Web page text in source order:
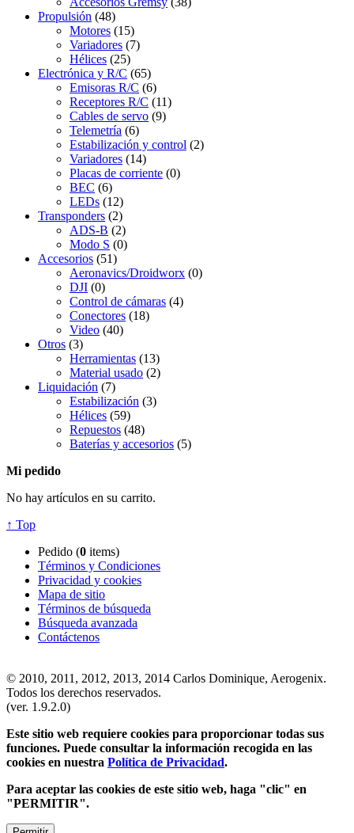
Propulsión (48)
Motores (15)
Variadores (7)
Hélices (25)
Electrónica y R/C (65)
Emisoras R/C (6)
Receptores R/C (11)
Cables de servo (9)
Telemetría (6)
Estabilización y control (2)
Variadores (14)
Placas de corriente (0)
BEC (6)
LEDs (12)
Transponders (2)
ADS-B (2)
Modo S (0)
Accesorios (51)
Aeronavics/Droidworx (0)
DJI (0)
Control de cámaras (4)
Conectores (18)
Video (40)
Otros (3)
Herramientas (13)
Material usado (2)
Liquidación (7)
Estabilización (3)
Hélices (59)
Repuestos (48)
Baterías y accesorios (5)
Mi pedido
No hay artículos en su carrito.
↑ Top
Pedido (0 items)
Términos y Condiciones
Privacidad y cookies
Mapa de sitio
Términos de búsqueda
Búsqueda avanzada
Contáctenos
© 2010, 2011, 2012, 2013, 2014 Carlos Dominique, Aerogenix.
Todos los derechos reservados.
(ver. 1.9.2.0)
Este sitio web requiere cookies para proporcionar todas sus
funciones. Puede consultar la información recogida en las
cookies en nuestra Política de Privacidad.
Para aceptar las cookies de este sitio web, haga "clic" en
"PERMITIR".